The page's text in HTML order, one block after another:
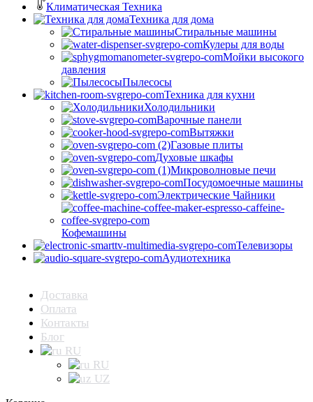
Климатическая Техника
Техника для дома
Стиральные машины
Кулеры для воды
Мойки высокого
давления
Пылесосы
Техника для кухни
Холодильники
Варочные панели
Вытяжки
Газовые плиты
Духовые шкафы
Микроволновые печи
Посудомоечные машины
Электрические Чайники
Кофемашины
Телевизоры
Аудиотехника
Доставка
Оплата
Контакты
Блог
RU
RU
UZ